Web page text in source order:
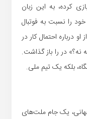
کرده، به این زبان
را نسبت به فوتبال
است. در سال ۲۰۱۸ وقتی از او درباره احتمال کار در
در را باز گذاشت.
بلکه یک تیم ملی.
یک جام ملت‌های